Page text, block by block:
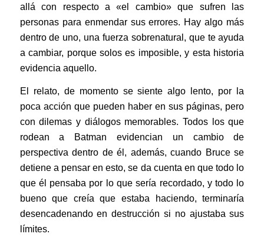
allá con respecto a «el cambio» que sufren las
personas para enmendar sus errores. Hay algo más
dentro de uno, una fuerza sobrenatural, que te ayuda
a cambiar, porque solos es imposible, y esta historia
evidencia aquello.
El relato, de momento se siente algo lento, por la
poca acción que pueden haber en sus páginas, pero
con dilemas y diálogos memorables. Todos los que
rodean a Batman evidencian un cambio de
perspectiva dentro de él, además, cuando Bruce se
detiene a pensar en esto, se da cuenta en que todo lo
que él pensaba por lo que sería recordado, y todo lo
bueno que creía que estaba haciendo, terminaría
desencadenando en destrucción si no ajustaba sus
límites.